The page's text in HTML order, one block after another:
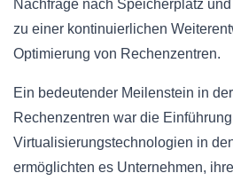
Nachfrage nach Speicherplatz
zu einer kontinuierlichen
Optimierung von Rechenzentren.
Ein bedeutender Meilenstein in
Rechenzentren war die
Virtualisierungstechnologien in
ermöglichten es Unternehmen,